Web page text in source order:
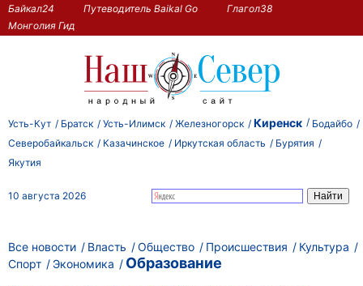
Байкал24 Путеводитель Baikal Go
Глагол38
Монголия Гид
Усть-Кут Братск Усть-Илимск Железногорск Киренск
Бодайбо
Северобайкальск
Казачинское Иркутская область
Бурятия
Якутия
10 августа 2026
Все новости Власть Общество Происшествия
Культура
Спорт
Экономика
Образование